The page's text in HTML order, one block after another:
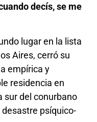
decís, se me
lugar en la lista
Aires, cerró su
empírica y
residencia en
sur del conurbano
psíquico-